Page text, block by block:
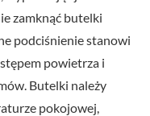
zamknąć butelki
podciśnienie stanowi
powietrza i
Butelki należy
pokojowej,